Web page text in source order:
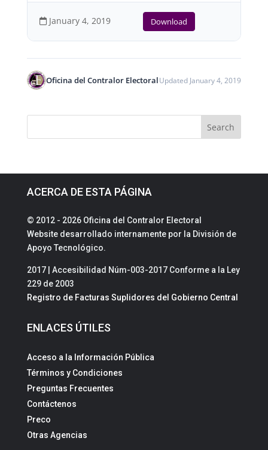
January 4, 2019 Download
Oficina del Contralor ElectoralUpdated January 4, 2019
ACERCA DE ESTA PÁGINA
© 2012 - 2026 Oficina del Contralor Electoral
Website desarrollado internamente por la División de
Apoyo Tecnológico.
2017 | Accesibilidad Núm-003-2017 Conforme a la Ley
229 de 2003
Registro de Facturas Suplidores del Gobierno Central
ENLACES ÚTILES
Acceso a la Información Pública
Términos y Condiciones
Preguntas Frecuentes
Contáctenos
Preco
Otras Agencias